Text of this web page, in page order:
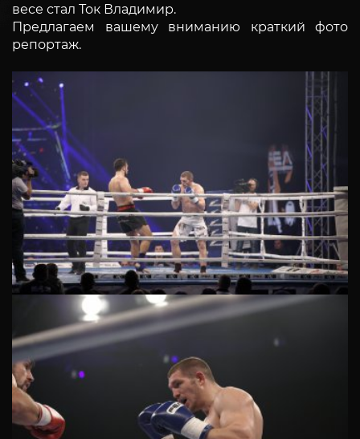
весе стал Ток Владимир.
Предлагаем вашему вниманию краткий фото
репортаж.